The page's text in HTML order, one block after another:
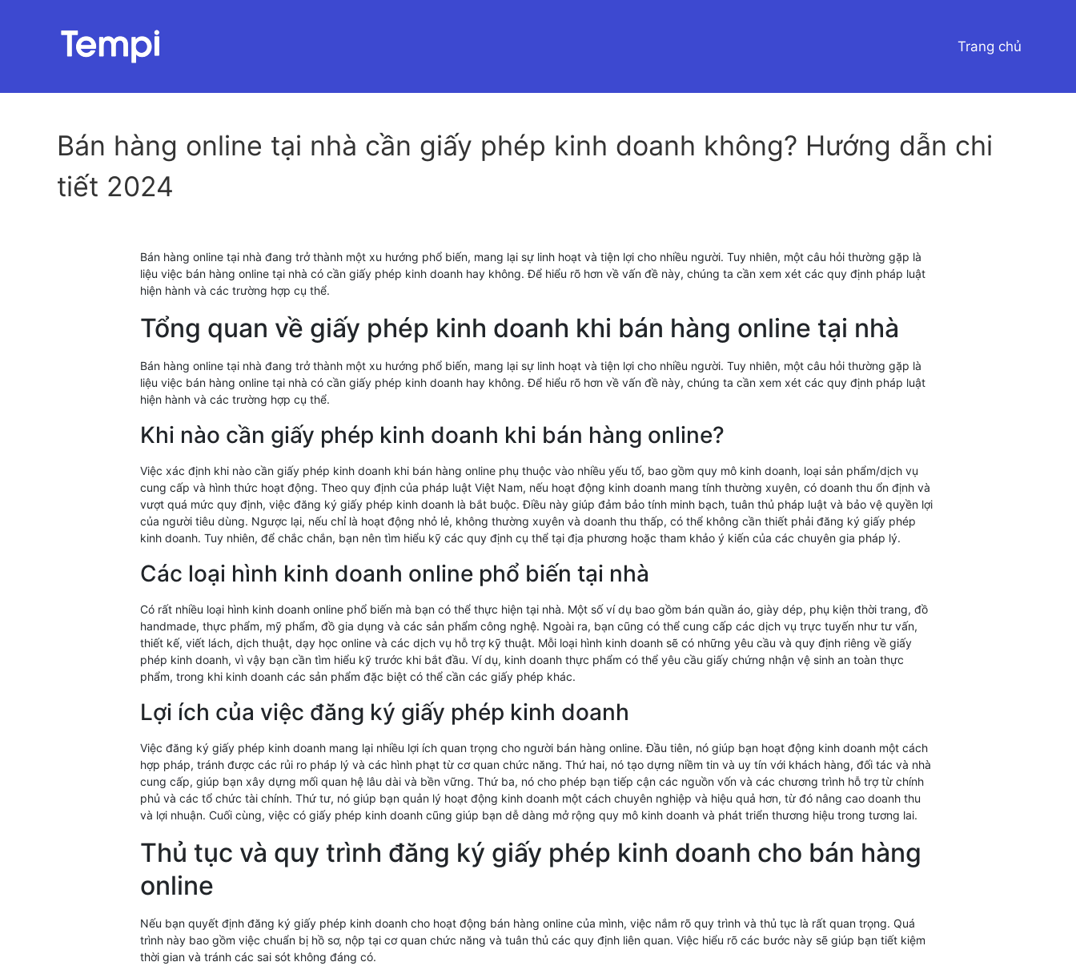
Trang chủ
Bán hàng online tại nhà cần giấy phép kinh doanh không? Hướng dẫn chi
tiết 2024
Bán hàng online tại nhà đang trở thành một xu hướng phổ biến, mang lại sự linh hoạt và tiện lợi cho nhiều người. Tuy nhiên, một câu hỏi thường gặp là
liệu việc bán hàng online tại nhà có cần giấy phép kinh doanh hay không. Để hiểu rõ hơn về vấn đề này, chúng ta cần xem xét các quy định pháp luật
hiện hành và các trường hợp cụ thể.
Tổng quan về giấy phép kinh doanh khi bán hàng online tại nhà
Bán hàng online tại nhà đang trở thành một xu hướng phổ biến, mang lại sự linh hoạt và tiện lợi cho nhiều người. Tuy nhiên, một câu hỏi thường gặp là
liệu việc bán hàng online tại nhà có cần giấy phép kinh doanh hay không. Để hiểu rõ hơn về vấn đề này, chúng ta cần xem xét các quy định pháp luật
hiện hành và các trường hợp cụ thể.
Khi nào cần giấy phép kinh doanh khi bán hàng online?
Việc xác định khi nào cần giấy phép kinh doanh khi bán hàng online phụ thuộc vào nhiều yếu tố, bao gồm quy mô kinh doanh, loại sản phẩm/dịch vụ
cung cấp và hình thức hoạt động. Theo quy định của pháp luật Việt Nam, nếu hoạt động kinh doanh mang tính thường xuyên, có doanh thu ổn định và
vượt quá mức quy định, việc đăng ký giấy phép kinh doanh là bắt buộc. Điều này giúp đảm bảo tính minh bạch, tuân thủ pháp luật và bảo vệ quyền lợi
của người tiêu dùng. Ngược lại, nếu chỉ là hoạt động nhỏ lẻ, không thường xuyên và doanh thu thấp, có thể không cần thiết phải đăng ký giấy phép
kinh doanh. Tuy nhiên, để chắc chắn, bạn nên tìm hiểu kỹ các quy định cụ thể tại địa phương hoặc tham khảo ý kiến của các chuyên gia pháp lý.
Các loại hình kinh doanh online phổ biến tại nhà
Có rất nhiều loại hình kinh doanh online phổ biến mà bạn có thể thực hiện tại nhà. Một số ví dụ bao gồm bán quần áo, giày dép, phụ kiện thời trang, đồ
handmade, thực phẩm, mỹ phẩm, đồ gia dụng và các sản phẩm công nghệ. Ngoài ra, bạn cũng có thể cung cấp các dịch vụ trực tuyến như tư vấn,
thiết kế, viết lách, dịch thuật, dạy học online và các dịch vụ hỗ trợ kỹ thuật. Mỗi loại hình kinh doanh sẽ có những yêu cầu và quy định riêng về giấy
phép kinh doanh, vì vậy bạn cần tìm hiểu kỹ trước khi bắt đầu. Ví dụ, kinh doanh thực phẩm có thể yêu cầu giấy chứng nhận vệ sinh an toàn thực
phẩm, trong khi kinh doanh các sản phẩm đặc biệt có thể cần các giấy phép khác.
Lợi ích của việc đăng ký giấy phép kinh doanh
Việc đăng ký giấy phép kinh doanh mang lại nhiều lợi ích quan trọng cho người bán hàng online. Đầu tiên, nó giúp bạn hoạt động kinh doanh một cách
hợp pháp, tránh được các rủi ro pháp lý và các hình phạt từ cơ quan chức năng. Thứ hai, nó tạo dựng niềm tin và uy tín với khách hàng, đối tác và nhà
cung cấp, giúp bạn xây dựng mối quan hệ lâu dài và bền vững. Thứ ba, nó cho phép bạn tiếp cận các nguồn vốn và các chương trình hỗ trợ từ chính
phủ và các tổ chức tài chính. Thứ tư, nó giúp bạn quản lý hoạt động kinh doanh một cách chuyên nghiệp và hiệu quả hơn, từ đó nâng cao doanh thu
và lợi nhuận. Cuối cùng, việc có giấy phép kinh doanh cũng giúp bạn dễ dàng mở rộng quy mô kinh doanh và phát triển thương hiệu trong tương lai.
Thủ tục và quy trình đăng ký giấy phép kinh doanh cho bán hàng
online
Nếu bạn quyết định đăng ký giấy phép kinh doanh cho hoạt động bán hàng online của mình, việc nắm rõ quy trình và thủ tục là rất quan trọng. Quá
trình này bao gồm việc chuẩn bị hồ sơ, nộp tại cơ quan chức năng và tuân thủ các quy định liên quan. Việc hiểu rõ các bước này sẽ giúp bạn tiết kiệm
thời gian và tránh các sai sót không đáng có.